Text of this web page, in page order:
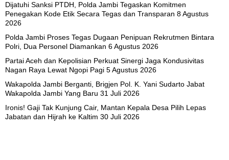
Dijatuhi Sanksi PTDH, Polda Jambi Tegaskan Komitmen
Penegakan Kode Etik Secara Tegas dan Transparan 8 Agustus
2026
Polda Jambi Proses Tegas Dugaan Penipuan Rekrutmen Bintara
Polri, Dua Personel Diamankan 6 Agustus 2026
Partai Aceh dan Kepolisian Perkuat Sinergi Jaga Kondusivitas
Nagan Raya Lewat Ngopi Pagi 5 Agustus 2026
Wakapolda Jambi Berganti, Brigjen Pol. K. Yani Sudarto Jabat
Wakapolda Jambi Yang Baru 31 Juli 2026
Ironis! Gaji Tak Kunjung Cair, Mantan Kepala Desa Pilih Lepas
Jabatan dan Hijrah ke Kaltim 30 Juli 2026